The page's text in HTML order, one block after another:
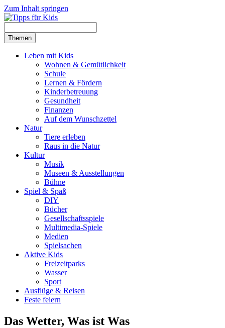
Zum Inhalt springen
Themen
Leben mit Kids
Wohnen & Gemütlichkeit
Schule
Lernen & Fördern
Kinderbetreuung
Gesundheit
Finanzen
Auf dem Wunschzettel
Natur
Tiere erleben
Raus in die Natur
Kultur
Musik
Museen & Ausstellungen
Bühne
Spiel & Spaß
DIY
Bücher
Gesellschaftsspiele
Multimedia-Spiele
Medien
Spielsachen
Aktive Kids
Freizeitparks
Wasser
Sport
Ausflüge & Reisen
Feste feiern
Das Wetter, Was ist Was